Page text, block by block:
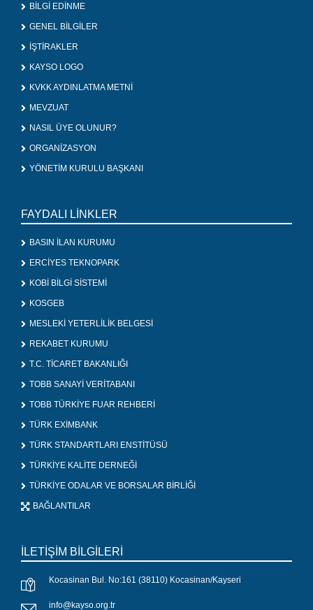
BİLGİ EDİNME
GENEL BİLGİLER
İŞTİRAKLER
KAYSO LOGO
KVKK AYDINLATMA METNİ
MEVZUAT
NASIL ÜYE OLUNUR?
ORGANİZASYON
YÖNETİM KURULU BAŞKANI
FAYDALI LİNKLER
BASIN İLAN KURUMU
ERCİYES TEKNOPARK
KOBİ BİLGİ SİSTEMİ
KOSGEB
MESLEKİ YETERLİLİK BELGESİ
REKABET KURUMU
T.C. TİCARET BAKANLIĞI
TOBB SANAYİ VERİTABANI
TOBB TÜRKİYE FUAR REHBERİ
TÜRK EXİMBANK
TÜRK STANDARTLARI ENSTİTÜSÜ
TÜRKİYE KALİTE DERNEĞİ
TÜRKİYE ODALAR VE BORSALAR BİRLİĞİ
BAĞLANTILAR
İLETİŞİM BİLGİLERİ
Kocasinan Bul. No:161 (38110) Kocasinan/Kayseri
info@kayso.org.tr